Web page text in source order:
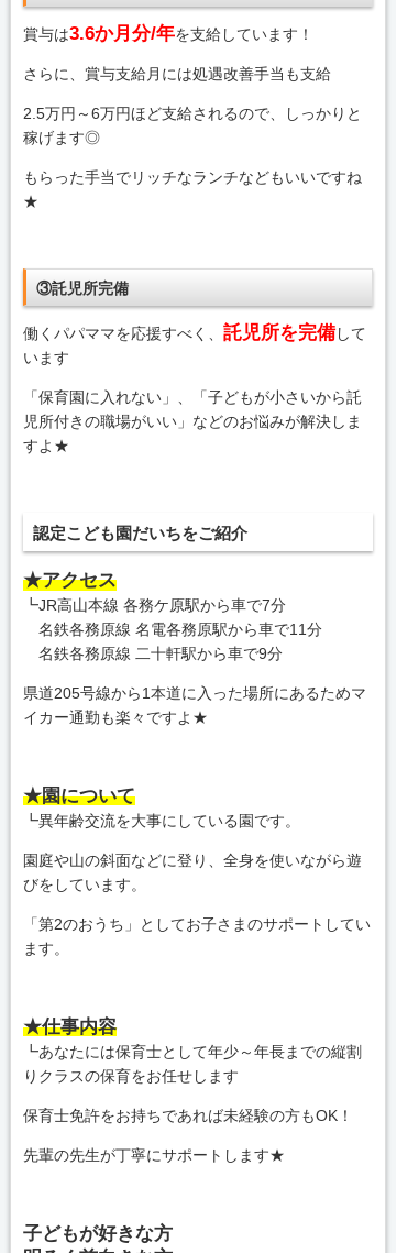
賞与は3.6か月分/年を支給しています！
さらに、賞与支給月には処遇改善手当も支給
2.5万円～6万円ほど支給されるので、しっかりと
稼げます◎
もらった手当でリッチなランチなどもいいですね
★
③託児所完備
働くパパママを応援すべく、託児所を完備して
います
「保育園に入れない」、「子どもが小さいから託
児所付きの職場がいい」などのお悩みが解決しま
すよ★
認定こども園だいちをご紹介
★アクセス
┗JR高山本線 各務ケ原駅から車で7分
名鉄各務原線 名電各務原駅から車で11分
名鉄各務原線 二十軒駅から車で9分
県道205号線から1本道に入った場所にあるためマ
イカー通勤も楽々ですよ★
★園について
┗異年齢交流を大事にしている園です。
園庭や山の斜面などに登り、全身を使いながら遊
びをしています。
「第2のおうち」としてお子さまのサポートしてい
ます。
★仕事内容
┗あなたには保育士として年少～年長までの縦割
りクラスの保育をお任せします
保育士免許をお持ちであれば未経験の方もOK！
先輩の先生が丁寧にサポートします★
子どもが好きな方